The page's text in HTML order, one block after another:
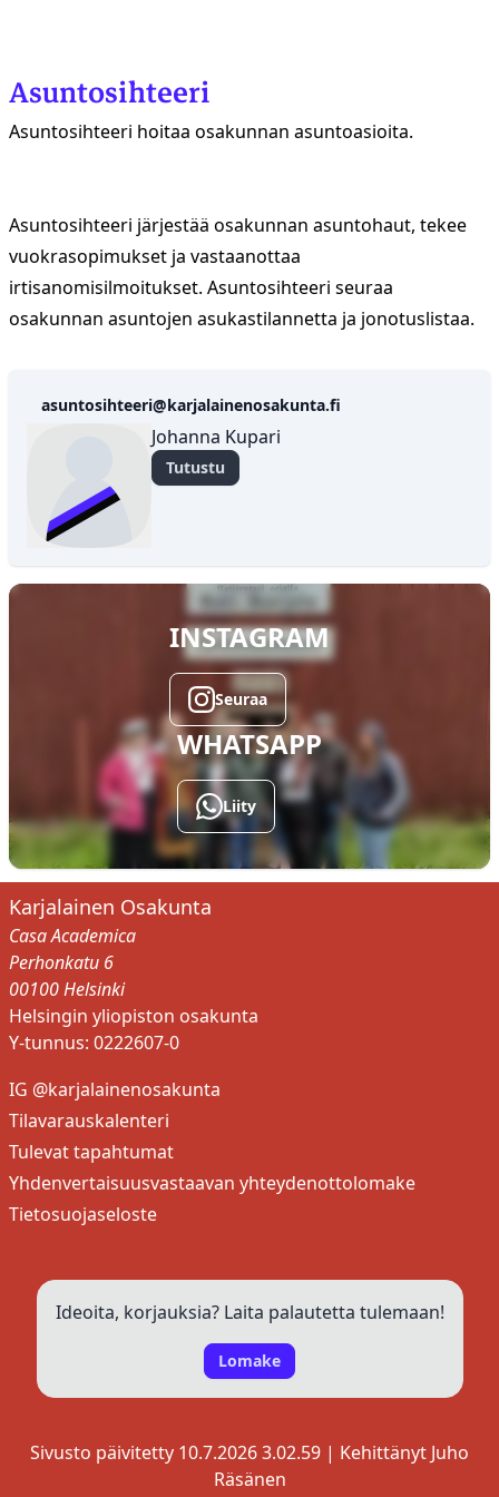
Asuntosihteeri
Asuntosihteeri hoitaa osakunnan asuntoasioita.
Asuntosihteeri järjestää osakunnan asuntohaut, tekee
vuokrasopimukset ja vastaanottaa
irtisanomisilmoitukset. Asuntosihteeri seuraa
osakunnan asuntojen asukastilannetta ja jonotuslistaa.
asuntosihteeri@karjalainenosakunta.fi
Johanna Kupari
Tutustu
Johanna Kupari
ASUNTOSIHTEERI
KIINTEISTÖ OY OSAKUNNAN HALLITUKSEN
JÄSEN
INSTAGRAM
Seuraa
WHATSAPP
Liity
Karjalainen Osakunta
Casa Academica
Perhonkatu 6
00100 Helsinki
Helsingin yliopiston osakunta
Y-tunnus: 0222607-0
IG @karjalainenosakunta
Tilavarauskalenteri
Tulevat tapahtumat
Yhdenvertaisuusvastaavan yhteydenottolomake
Tietosuojaseloste
Ideoita, korjauksia? Laita palautetta tulemaan!
Lomake
Sivusto päivitetty 10.7.2026 3.02.59 | Kehittänyt Juho
Räsänen